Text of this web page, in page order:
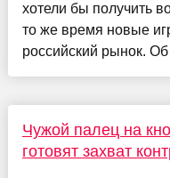
хотели бы получить
то же время новые
российский рынок.
Чужой палец на
готовят захват